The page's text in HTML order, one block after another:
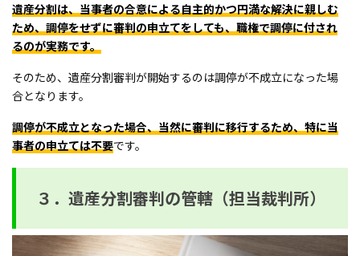
遺産分割は、当事者の合意による自主的かつ円満な解決に親しむ
ため、調停をせずに審判の申立てをしても、職権で調停に付され
るのが実務です。
そのため、遺産分割審判が開始するのは調停が不成立になった場
合となります。
調停が不成立となった場合、当然に審判に移行するため、特に当
事者の申立ては不要です。
３．遺産分割審判の管轄（担当裁判所）